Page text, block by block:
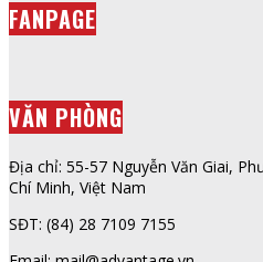
FANPAGE
VĂN PHÒNG
Địa chỉ: 55-57 Nguyễn Văn Giai,
Chí Minh, Việt Nam
SĐT: (84) 28 7109 7155